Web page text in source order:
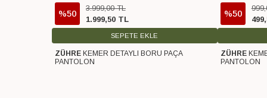
%50
3.999,00 TL
1.999,50 TL
SEPETE EKLE
%50
999,
499,
Ücretsiz Kargo
ZÜHRE KEMER DETAYLI BORU PAÇA
PANTOLON
Ücretsiz
ZÜHRE
PANTOLON